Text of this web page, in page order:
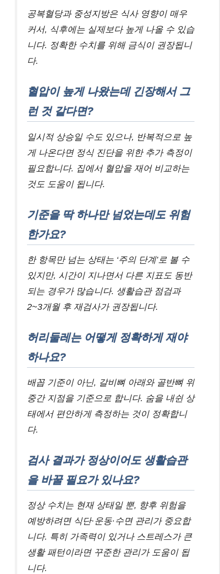
공복혈당과 중성지방은 식사 영향이 매우
커서, 식후에는 실제보다 높게 나올 수 있습
니다. 정확한 수치를 위해 금식이 권장됩니
다.
혈압이 높게 나왔는데 긴장해서 그
런 것 같다면?
일시적 상승일 수도 있으나, 반복적으로 높
게 나온다면 정식 진단을 위한 추가 측정이
필요합니다. 집에서 혈압을 재어 비교하는
것도 도움이 됩니다.
기준을 딱 하나만 넘었는데도 위험
한가요?
한 항목만 넘는 상태는 ‘주의 단계’로 볼 수
있지만, 시간이 지나면서 다른 지표도 동반
되는 경우가 많습니다. 생활습관 점검과
2~3개월 후 재검사가 권장됩니다.
허리둘레는 어떻게 정확하게 재야
하나요?
배꼽 기준이 아닌, 갈비뼈 아래와 골반뼈 위
중간 지점을 기준으로 합니다. 숨을 내쉰 상
태에서 편안하게 측정하는 것이 정확합니
다.
검사 결과가 정상이어도 생활습관
을 바꿀 필요가 있나요?
정상 수치는 현재 상태일 뿐, 향후 위험을
예방하려면 식단·운동·수면 관리가 중요합
니다. 특히 가족력이 있거나 스트레스가 큰
생활 패턴이라면 꾸준한 관리가 도움이 됩
니다.